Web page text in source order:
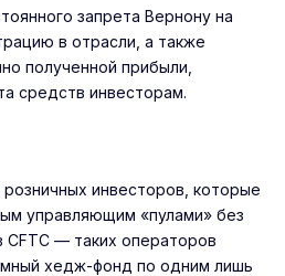
запрета Вернону на
в отрасли, а также
полученной прибыли,
средств инвесторам.
инвесторов, которые
управляющим «пулами» без
CFTC — таких операторов
хедж-фонд по одним лишь